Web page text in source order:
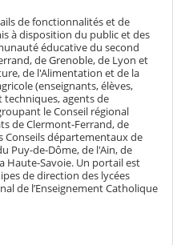
de fonctionnalités et de
à disposition du public et des
éducative du second
de Grenoble, de Lyon et
de l'Alimentation et de la
(enseignants, élèves,
agents de
le Conseil régional
de Clermont-Ferrand, de
Conseils départementaux de
Puy-de-Dôme, de l'Ain, de
Haute-Savoie. Un portail est
de direction des lycées
de l’Enseignement Catholique